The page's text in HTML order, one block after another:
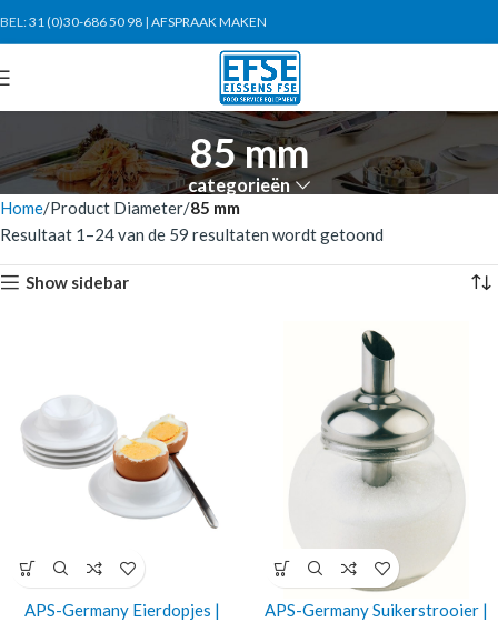
BEL:31 (0)30-686 50 98 | AFSPRAAK MAKEN
85 mm
categorieën
Home Product Diameter 85 mm
Resultaat 1–24 van de 59 resultaten wordt getoond
Show sidebar
APS-Germany Eierdopjes |
APS-Germany Suikerstrooier |